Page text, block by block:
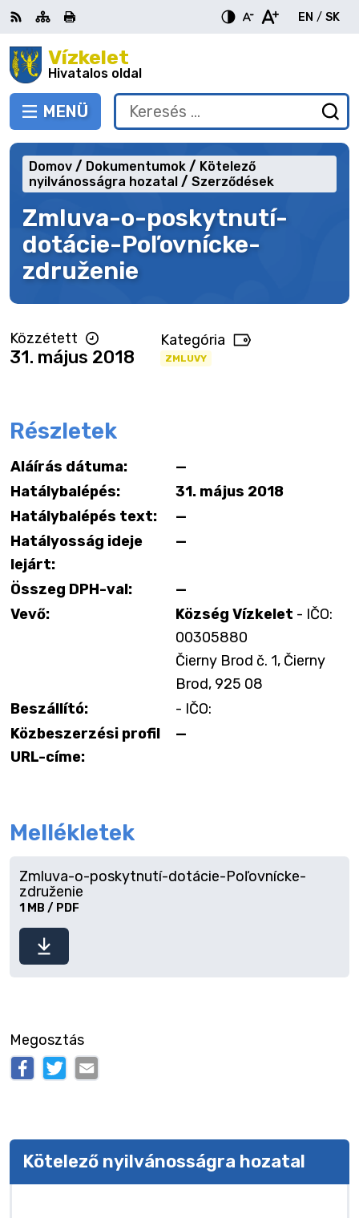
Ugrás
a
tartalomraVízkelet
Hivatalos oldal
VÁLTÁS
MENÜ
RSS Oldaltérkép
Nyomtatás
EN
English
/ SK
Keresés:
be
a
Zmluva-o-poskytnutí-
dotácie-Poľovnícke-
združenie
Domov Dokumentumok
Kötelező
nyilvánosságra hozatal
Szerződések
Közzétett
31. május 2018
Kategória
ZMLUVY
Részletek
Aláírás dátuma:
—
Hatálybalépés:
31. május 2018
Hatálybalépés text:
—
Hatályosság ideje
lejárt:
—
Összeg DPH-val:
—
Vevő:
Község Vízkelet - IČO:
00305880
Čierny Brod č. 1, Čierny
Brod, 925 08
Beszállító:
- IČO:
Közbeszerzési profil
URL-címe:
—
Mellékletek
letöltése
Zmluva-o-poskytnutí-dotácie-Poľovnícke-
združenie
1 MB / PDF
Megosztás
Kötelező nyilvánosságra hozatal